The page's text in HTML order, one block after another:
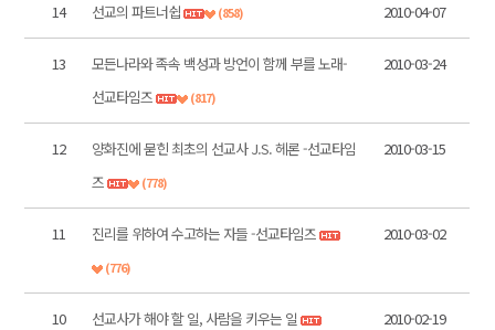
14 선교의 파트너쉽 (858) 2010-04-07
13
모든나라와 족속 백성과 방언이 함께 부를 노래-
선교타임즈
(817)
2010-03-24
12
양화진에 묻힌 최초의 선교사 J.S. 헤론 -선교타임
즈
(778)
2010-03-15
11 진리를 위하여 수고하는 자들 -선교타임즈
(776)
2010-03-02
10 선교사가 해야 할 일, 사람을 키우는 일 2010-02-19